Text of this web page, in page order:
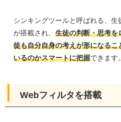
シンキングツールと呼ばれる、
が搭載され、生徒の判断・思考を
徒も自分自身の考えが形になる
いるのかスマートに把握できます。
Webフィルタを搭載